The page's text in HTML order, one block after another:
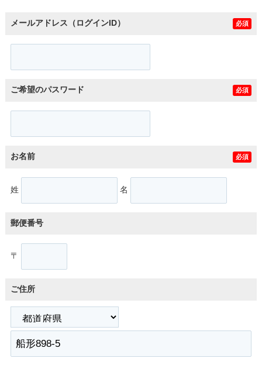
メールアドレス（ログインID） 必須
ご希望のパスワード 必須
お名前 必須
姓 名
郵便番号
〒
ご住所